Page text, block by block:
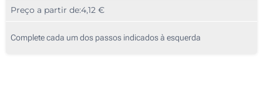
20
50
Preço a partir de:4,12 €
Complete cada um dos passos indicados à esquerda